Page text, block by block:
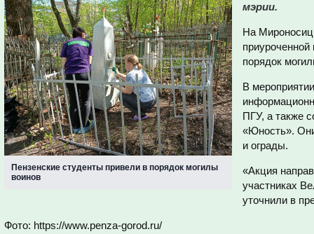
Пензенские студенты привели в порядок могилы
воинов
мэрии.
На
порядок
В
ПГУ, а также
«Юность».
и ограды.
«Акция
участниках
уточнили в
Фото: https://www.penza-gorod.ru/